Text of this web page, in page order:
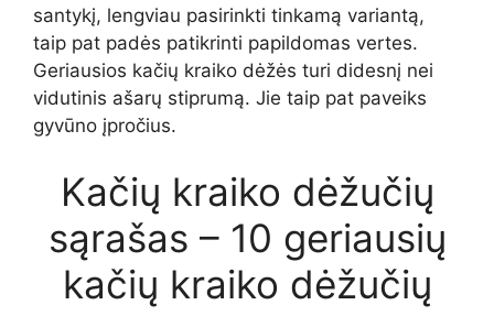
santykį, lengviau pasirinkti tinkamą variantą,
taip pat padės patikrinti papildomas vertes.
Geriausios kačių kraiko dėžės turi didesnį nei
vidutinis ašarų stiprumą. Jie taip pat paveiks
gyvūno įpročius.
Kačių kraiko dėžučių
sąrašas – 10 geriausių
kačių kraiko dėžučių